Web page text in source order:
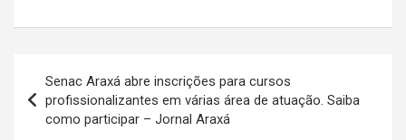
de
Post
Senac Araxá abre inscrições para cursos
profissionalizantes em várias área de atuação. Saiba
como participar – Jornal Araxá